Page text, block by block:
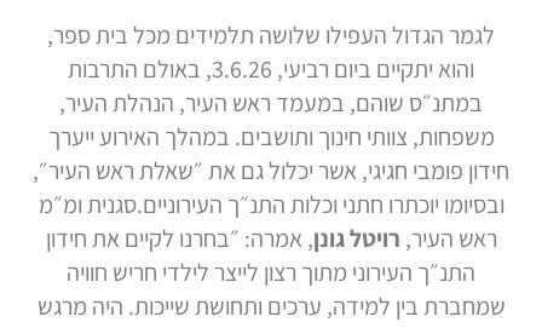
לגמר הגדול העפילו שלושה תלמידים מכל בית ספר,
והוא יתקיים ביום רביעי, 3.6.26, באולם התרבות
במתנ״ס שוהם, במעמד ראש העיר, הנהלת העיר,
משפחות, צוותי חינוך ותושבים. במהלך האירוע ייערך
חידון פומבי חגיגי, אשר יכלול גם את ״שאלת ראש העיר״,
ובסיומו יוכתרו חתני וכלות התנ״ך העירוניים.סגנית ומ״מ
ראש העיר, רויטל גונן, אמרה: ״בחרנו לקיים את חידון
התנ״ך העירוני מתוך רצון לייצר לילדי חריש חוויה
שמחברת בין למידה, ערכים ותחושת שייכות. היה מרגש